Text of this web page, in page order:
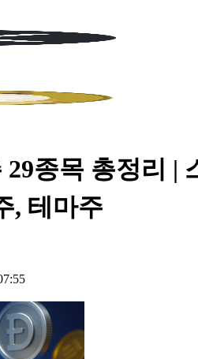
종목 총정리 |
, 테마주